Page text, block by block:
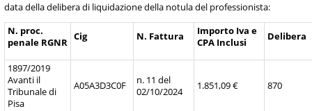
data della delibera di liquidazione della notula del professionista:
N. proc.
penale RGNR Cig N. Fattura
Importo Iva e
CPA Inclusi
Delibera
1897/2019
Avanti il
Tribunale di
Pisa
A05A3D3C0F
n. 11 del
02/10/2024
1.851,09 € 870